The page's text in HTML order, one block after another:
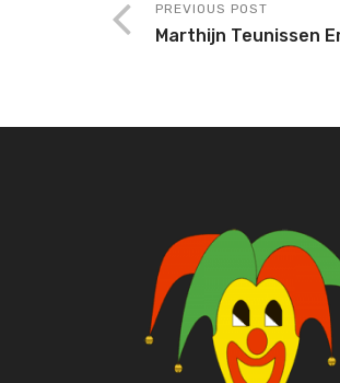
PREVIOUS POST
Marthijn Teunissen